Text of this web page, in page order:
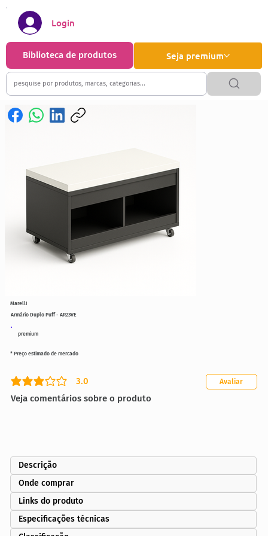
Seja premium
Biblioteca de produtos
Login
premium
Armário Duplo Puff - AR23VE
3.0
classificação média é 3 de 5
Veja comentários sobre o produto
Avaliar
* Preço estimado de mercado
Marelli
Descrição
Onde comprar
Links do produto
Especificações técnicas